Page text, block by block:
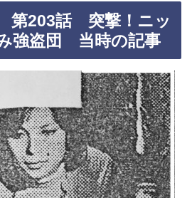
第203話 突撃！ニッ
強盗団 当時の記事